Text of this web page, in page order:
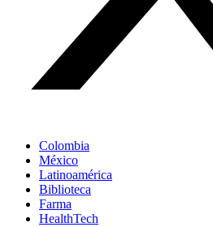
Colombia
México
Latinoamérica
Biblioteca
Farma
HealthTech